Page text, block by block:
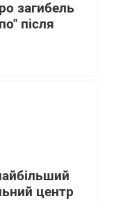
загибель
після
центр